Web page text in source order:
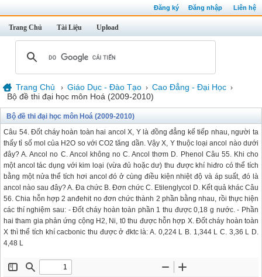
Đăng ký Đăng nhập Liên hệ
Trang Chủ Tài Liệu Upload
Trang Chủ › Giáo Dục - Đào Tạo › Cao Đẳng - Đại Học ›
Bộ đề thi đại học môn Hoá (2009-2010)
Bộ đề thi đại học môn Hoá (2009-2010)
Câu 54. Đốt cháy hoàn toàn hai ancol X, Y là đồng đẳng kế tiếp nhau, người ta
thấy tỉ số mol của H2O so với CO2 tăng dần. Vậy X, Y thuộc loại ancol nào dưới
đây? A. Ancol no C. Ancol không no C. Ancol thơm D. Phenol Câu 55. Khi cho
một ancol tác dụng với kim loại (vừa đủ hoặc dư) thu được khí hiđro có thể tích
bằng một nửa thể tích hơi ancol đó ở cùng điều kiện nhiệt độ và áp suất, đó là
ancol nào sau đây? A. Đa chức B. Đơn chức C. Etilenglycol D. Kết quả khác Câu
56. Chia hỗn hợp 2 anđehit no đơn chức thành 2 phần bằng nhau, rồi thực hiện
các thí nghiệm sau: - Đốt cháy hoàn toàn phần 1 thu được 0,18 g nước. - Phần
hai tham gia phản ứng cộng H2, Ni, t0 thu được hỗn hợp X. Đốt cháy hoàn toàn
X thì thể tích khí cacbonic thu được ở đktc là: A. 0,224 L B. 1,344 L C. 3,36 L D.
4,48 L